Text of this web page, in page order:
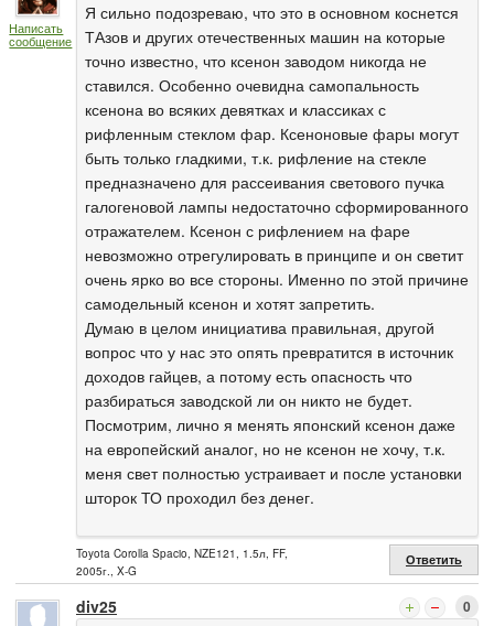
Написать
сообщение
Я сильно подозреваю, что это в основном коснется
ТАзов и других отечественных машин на которые
точно известно, что ксенон заводом никогда не
ставился. Особенно очевидна самопальность
ксенона во всяких девятках и классиках с
рифленным стеклом фар. Ксеноновые фары могут
быть только гладкими, т.к. рифление на стекле
предназначено для рассеивания светового пучка
галогеновой лампы недостаточно сформированного
отражателем. Ксенон с рифлением на фаре
невозможно отрегулировать в принципе и он светит
очень ярко во все стороны. Именно по этой причине
самодельный ксенон и хотят запретить.
Думаю в целом инициатива правильная, другой
вопрос что у нас это опять превратится в источник
доходов гайцев, а потому есть опасность что
разбираться заводской ли он никто не будет.
Посмотрим, лично я менять японский ксенон даже
на европейский аналог, но не ксенон не хочу, т.к.
меня свет полностью устраивает и после установки
шторок ТО проходил без денег.
Toyota Corolla Spacio, NZE121, 1.5л, FF,
2005г., X-G
Ответить
div25 0